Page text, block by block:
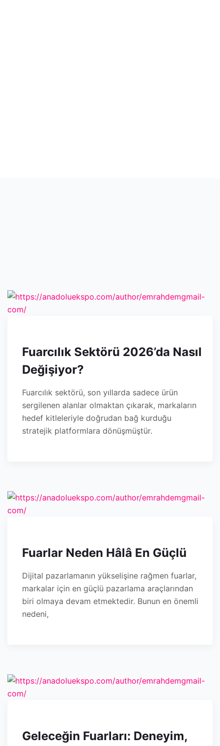
Fuarcılık Sektörü 2026’da Nasıl
Değişiyor?
Fuarcılık sektörü, son yıllarda sadece ürün
sergilenen alanlar olmaktan çıkarak, markaların
hedef kitleleriyle doğrudan bağ kurduğu
stratejik platformlara dönüşmüştür.
Fuarlar Neden Hâlâ En Güçlü
Dijital pazarlamanın yükselişine rağmen fuarlar,
markalar için en güçlü pazarlama araçlarından
biri olmaya devam etmektedir. Bunun en önemli
nedeni,
Geleceğin Fuarları: Deneyim,